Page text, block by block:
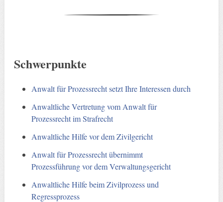
Schwerpunkte
Anwalt für Prozessrecht setzt Ihre Interessen durch
Anwaltliche Vertretung vom Anwalt für
Prozessrecht im Strafrecht
Anwaltliche Hilfe vor dem Zivilgericht
Anwalt für Prozessrecht übernimmt
Prozessführung vor dem Verwaltungsgericht
Anwaltliche Hilfe beim Zivilprozess und
Regressprozess